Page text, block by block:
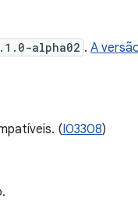
alpha02 . A
(I03308)